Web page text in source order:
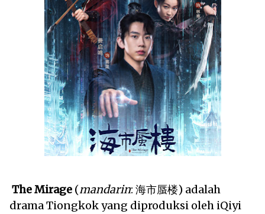
The Mirage (mandarin: 海市蜃楼) adalah
drama Tiongkok yang diproduksi oleh iQiyi